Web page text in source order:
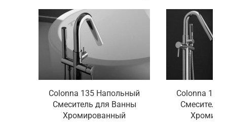
Colonna 135 Напольный
Смеситель для Ванны
Хромированный
Colonna 120
Смеситель